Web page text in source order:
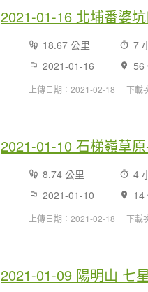
2021-01-16 北埔番婆
18.67 公里 7
2021-01-16
56
上傳日期：2021-02-18 下載
2021-01-10 石梯嶺草
8.74 公里 4
2021-01-10
14
上傳日期：2021-02-18 下載
2021-01-09 陽明山 七